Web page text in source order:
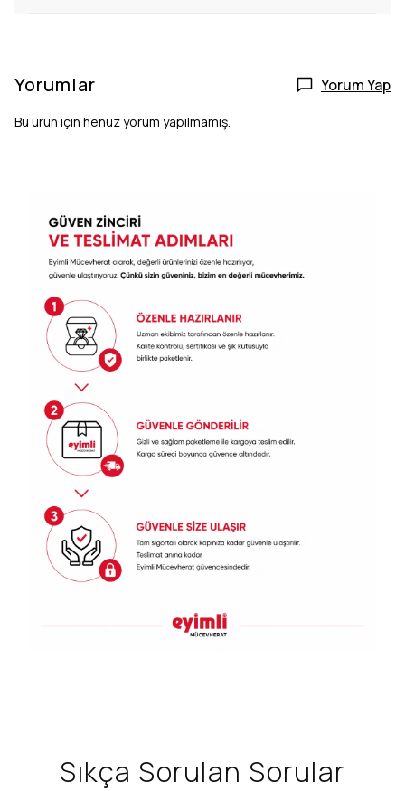
Yorumlar Yorum Yap
Bu ürün için henüz yorum yapılmamış.
Sıkça Sorulan Sorular